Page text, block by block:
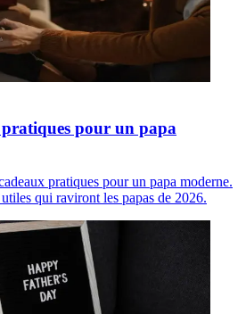
pratiques pour un papa
pratiques pour un papa moderne.
qui raviront les papas de 2026.